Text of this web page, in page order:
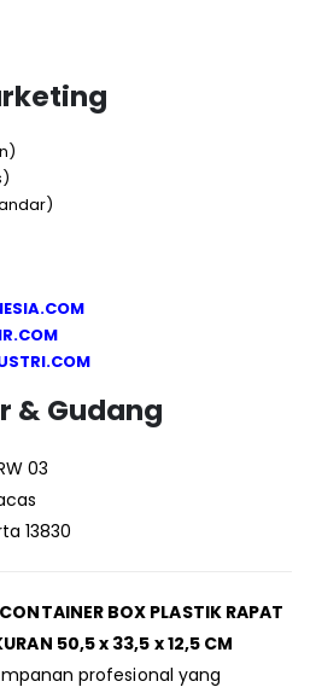
& Gudang
03
13830
BOX PLASTIK RAPAT
50,5 x 33,5 x 12,5 CM
profesional yang